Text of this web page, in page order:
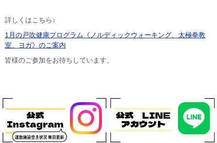
詳しくはこちら↓
1月の戸吹健康プログラム《ノルディックウォーキング、太極拳教
室、ヨガ》のご案内
皆様のご参加をお待ちしています。